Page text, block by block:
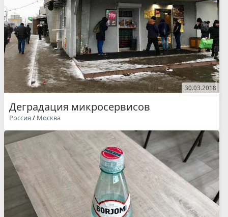
30.03.2018
Деградация микросервисов
Россия / Москва